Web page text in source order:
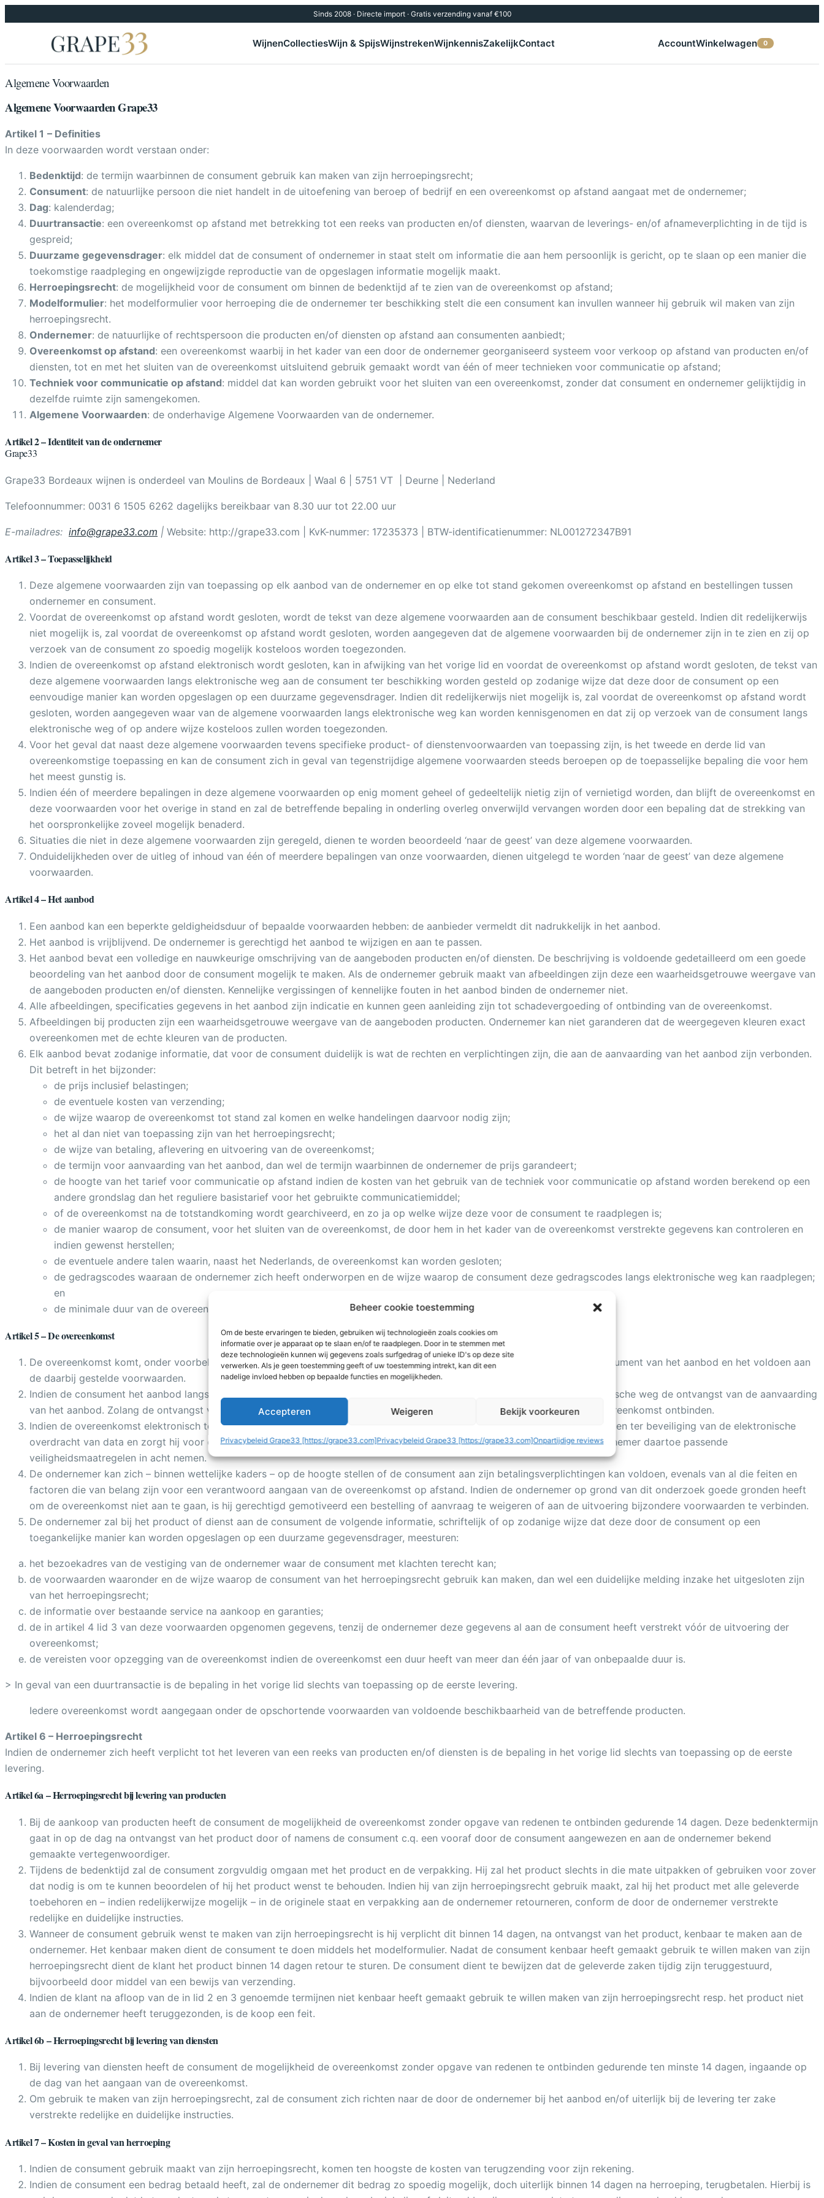
Beheer cookie toestemming
Om de beste ervaringen te bieden, gebruiken wij technologieën zoals cookies om
informatie over je apparaat op te slaan en/of te raadplegen. Door in te stemmen met
deze technologieën kunnen wij gegevens zoals surfgedrag of unieke ID's op deze site
verwerken. Als je geen toestemming geeft of uw toestemming intrekt, kan dit een
nadelige invloed hebben op bepaalde functies en mogelijkheden.
Accepteren Weigeren Bekijk voorkeuren
Privacybeleid Grape33 [https://grape33.com]Privacybeleid Grape33 [https://grape33.com]Onpartijdige reviews
Sinds 2008 · Directe import · Gratis verzending vanaf €100
WijnenCollectiesWijn & SpijsWijnstrekenWijnkennisZakelijkContact AccountWinkelwagen 0
Algemene Voorwaarden
Algemene Voorwaarden Grape33
Artikel 1 – Definities
In deze voorwaarden wordt verstaan onder:
Bedenktijd: de termijn waarbinnen de consument gebruik kan maken van zijn herroepingsrecht;
Consument: de natuurlijke persoon die niet handelt in de uitoefening van beroep of bedrijf en een overeenkomst op afstand aangaat met de ondernemer;
Dag: kalenderdag;
Duurtransactie: een overeenkomst op afstand met betrekking tot een reeks van producten en/of diensten, waarvan de leverings- en/of afnameverplichting in de tijd is
gespreid;
Duurzame gegevensdrager: elk middel dat de consument of ondernemer in staat stelt om informatie die aan hem persoonlijk is gericht, op te slaan op een manier die
toekomstige raadpleging en ongewijzigde reproductie van de opgeslagen informatie mogelijk maakt.
Herroepingsrecht: de mogelijkheid voor de consument om binnen de bedenktijd af te zien van de overeenkomst op afstand;
Modelformulier: het modelformulier voor herroeping die de ondernemer ter beschikking stelt die een consument kan invullen wanneer hij gebruik wil maken van zijn
herroepingsrecht.
Ondernemer: de natuurlijke of rechtspersoon die producten en/of diensten op afstand aan consumenten aanbiedt;
Overeenkomst op afstand: een overeenkomst waarbij in het kader van een door de ondernemer georganiseerd systeem voor verkoop op afstand van producten en/of
diensten, tot en met het sluiten van de overeenkomst uitsluitend gebruik gemaakt wordt van één of meer technieken voor communicatie op afstand;
Techniek voor communicatie op afstand: middel dat kan worden gebruikt voor het sluiten van een overeenkomst, zonder dat consument en ondernemer gelijktijdig in
dezelfde ruimte zijn samengekomen.
Algemene Voorwaarden: de onderhavige Algemene Voorwaarden van de ondernemer.
Artikel 2 – Identiteit van de ondernemer
Grape33
Grape33 Bordeaux wijnen is onderdeel van Moulins de Bordeaux | Waal 6 | 5751 VT | Deurne | Nederland
Telefoonnummer: 0031 6 1505 6262 dagelijks bereikbaar van 8.30 uur tot 22.00 uur
E-mailadres: info@grape33.com | Website: http://grape33.com | KvK-nummer: 17235373 | BTW-identificatienummer: NL001272347B91
Artikel 3 – Toepasselijkheid
Deze algemene voorwaarden zijn van toepassing op elk aanbod van de ondernemer en op elke tot stand gekomen overeenkomst op afstand en bestellingen tussen
ondernemer en consument.
Voordat de overeenkomst op afstand wordt gesloten, wordt de tekst van deze algemene voorwaarden aan de consument beschikbaar gesteld. Indien dit redelijkerwijs
niet mogelijk is, zal voordat de overeenkomst op afstand wordt gesloten, worden aangegeven dat de algemene voorwaarden bij de ondernemer zijn in te zien en zij op
verzoek van de consument zo spoedig mogelijk kosteloos worden toegezonden.
Indien de overeenkomst op afstand elektronisch wordt gesloten, kan in afwijking van het vorige lid en voordat de overeenkomst op afstand wordt gesloten, de tekst van
deze algemene voorwaarden langs elektronische weg aan de consument ter beschikking worden gesteld op zodanige wijze dat deze door de consument op een
eenvoudige manier kan worden opgeslagen op een duurzame gegevensdrager. Indien dit redelijkerwijs niet mogelijk is, zal voordat de overeenkomst op afstand wordt
gesloten, worden aangegeven waar van de algemene voorwaarden langs elektronische weg kan worden kennisgenomen en dat zij op verzoek van de consument langs
elektronische weg of op andere wijze kosteloos zullen worden toegezonden.
Voor het geval dat naast deze algemene voorwaarden tevens specifieke product- of dienstenvoorwaarden van toepassing zijn, is het tweede en derde lid van
overeenkomstige toepassing en kan de consument zich in geval van tegenstrijdige algemene voorwaarden steeds beroepen op de toepasselijke bepaling die voor hem
het meest gunstig is.
Indien één of meerdere bepalingen in deze algemene voorwaarden op enig moment geheel of gedeeltelijk nietig zijn of vernietigd worden, dan blijft de overeenkomst en
deze voorwaarden voor het overige in stand en zal de betreffende bepaling in onderling overleg onverwijld vervangen worden door een bepaling dat de strekking van
het oorspronkelijke zoveel mogelijk benaderd.
Situaties die niet in deze algemene voorwaarden zijn geregeld, dienen te worden beoordeeld ‘naar de geest’ van deze algemene voorwaarden.
Onduidelijkheden over de uitleg of inhoud van één of meerdere bepalingen van onze voorwaarden, dienen uitgelegd te worden ‘naar de geest’ van deze algemene
voorwaarden.
Artikel 4 – Het aanbod
Een aanbod kan een beperkte geldigheidsduur of bepaalde voorwaarden hebben: de aanbieder vermeldt dit nadrukkelijk in het aanbod.
Het aanbod is vrijblijvend. De ondernemer is gerechtigd het aanbod te wijzigen en aan te passen.
Het aanbod bevat een volledige en nauwkeurige omschrijving van de aangeboden producten en/of diensten. De beschrijving is voldoende gedetailleerd om een goede
beoordeling van het aanbod door de consument mogelijk te maken. Als de ondernemer gebruik maakt van afbeeldingen zijn deze een waarheidsgetrouwe weergave van
de aangeboden producten en/of diensten. Kennelijke vergissingen of kennelijke fouten in het aanbod binden de ondernemer niet.
Alle afbeeldingen, specificaties gegevens in het aanbod zijn indicatie en kunnen geen aanleiding zijn tot schadevergoeding of ontbinding van de overeenkomst.
Afbeeldingen bij producten zijn een waarheidsgetrouwe weergave van de aangeboden producten. Ondernemer kan niet garanderen dat de weergegeven kleuren exact
overeenkomen met de echte kleuren van de producten.
Elk aanbod bevat zodanige informatie, dat voor de consument duidelijk is wat de rechten en verplichtingen zijn, die aan de aanvaarding van het aanbod zijn verbonden.
Dit betreft in het bijzonder:
de prijs inclusief belastingen;
de eventuele kosten van verzending;
de wijze waarop de overeenkomst tot stand zal komen en welke handelingen daarvoor nodig zijn;
het al dan niet van toepassing zijn van het herroepingsrecht;
de wijze van betaling, aflevering en uitvoering van de overeenkomst;
de termijn voor aanvaarding van het aanbod, dan wel de termijn waarbinnen de ondernemer de prijs garandeert;
de hoogte van het tarief voor communicatie op afstand indien de kosten van het gebruik van de techniek voor communicatie op afstand worden berekend op een
andere grondslag dan het reguliere basistarief voor het gebruikte communicatiemiddel;
of de overeenkomst na de totstandkoming wordt gearchiveerd, en zo ja op welke wijze deze voor de consument te raadplegen is;
de manier waarop de consument, voor het sluiten van de overeenkomst, de door hem in het kader van de overeenkomst verstrekte gegevens kan controleren en
indien gewenst herstellen;
de eventuele andere talen waarin, naast het Nederlands, de overeenkomst kan worden gesloten;
de gedragscodes waaraan de ondernemer zich heeft onderworpen en de wijze waarop de consument deze gedragscodes langs elektronische weg kan raadplegen;
en
de minimale duur van de overeenkomst op afstand in geval van een duurtransactie.
Artikel 5 – De overeenkomst
De overeenkomst komt, onder voorbehoud van het bepaalde in lid 4, tot stand op het moment van aanvaarding door de consument van het aanbod en het voldoen aan
de daarbij gestelde voorwaarden.
Indien de consument het aanbod langs elektronische weg heeft aanvaard, bevestigt de ondernemer onverwijld langs elektronische weg de ontvangst van de aanvaarding
van het aanbod. Zolang de ontvangst van deze aanvaarding niet door de ondernemer is bevestigd, kan de consument de overeenkomst ontbinden.
Indien de overeenkomst elektronisch tot stand komt, treft de ondernemer passende technische en organisatorische maatregelen ter beveiliging van de elektronische
overdracht van data en zorgt hij voor een veilige web-omgeving. Indien de consument elektronisch kan betalen, zal de ondernemer daartoe passende
veiligheidsmaatregelen in acht nemen.
De ondernemer kan zich – binnen wettelijke kaders – op de hoogte stellen of de consument aan zijn betalingsverplichtingen kan voldoen, evenals van al die feiten en
factoren die van belang zijn voor een verantwoord aangaan van de overeenkomst op afstand. Indien de ondernemer op grond van dit onderzoek goede gronden heeft
om de overeenkomst niet aan te gaan, is hij gerechtigd gemotiveerd een bestelling of aanvraag te weigeren of aan de uitvoering bijzondere voorwaarden te verbinden.
De ondernemer zal bij het product of dienst aan de consument de volgende informatie, schriftelijk of op zodanige wijze dat deze door de consument op een
toegankelijke manier kan worden opgeslagen op een duurzame gegevensdrager, meesturen:
het bezoekadres van de vestiging van de ondernemer waar de consument met klachten terecht kan;
de voorwaarden waaronder en de wijze waarop de consument van het herroepingsrecht gebruik kan maken, dan wel een duidelijke melding inzake het uitgesloten zijn
van het herroepingsrecht;
de informatie over bestaande service na aankoop en garanties;
de in artikel 4 lid 3 van deze voorwaarden opgenomen gegevens, tenzij de ondernemer deze gegevens al aan de consument heeft verstrekt vóór de uitvoering der
overeenkomst;
de vereisten voor opzegging van de overeenkomst indien de overeenkomst een duur heeft van meer dan één jaar of van onbepaalde duur is.
> In geval van een duurtransactie is de bepaling in het vorige lid slechts van toepassing op de eerste levering.
Iedere overeenkomst wordt aangegaan onder de opschortende voorwaarden van voldoende beschikbaarheid van de betreffende producten.
Artikel 6 – Herroepingsrecht
Indien de ondernemer zich heeft verplicht tot het leveren van een reeks van producten en/of diensten is de bepaling in het vorige lid slechts van toepassing op de eerste
levering.
Artikel 6a – Herroepingsrecht bij levering van producten
Bij de aankoop van producten heeft de consument de mogelijkheid de overeenkomst zonder opgave van redenen te ontbinden gedurende 14 dagen. Deze bedenktermijn
gaat in op de dag na ontvangst van het product door of namens de consument c.q. een vooraf door de consument aangewezen en aan de ondernemer bekend
gemaakte vertegenwoordiger.
Tijdens de bedenktijd zal de consument zorgvuldig omgaan met het product en de verpakking. Hij zal het product slechts in die mate uitpakken of gebruiken voor zover
dat nodig is om te kunnen beoordelen of hij het product wenst te behouden. Indien hij van zijn herroepingsrecht gebruik maakt, zal hij het product met alle geleverde
toebehoren en – indien redelijkerwijze mogelijk – in de originele staat en verpakking aan de ondernemer retourneren, conform de door de ondernemer verstrekte
redelijke en duidelijke instructies.
Wanneer de consument gebruik wenst te maken van zijn herroepingsrecht is hij verplicht dit binnen 14 dagen, na ontvangst van het product, kenbaar te maken aan de
ondernemer. Het kenbaar maken dient de consument te doen middels het modelformulier. Nadat de consument kenbaar heeft gemaakt gebruik te willen maken van zijn
herroepingsrecht dient de klant het product binnen 14 dagen retour te sturen. De consument dient te bewijzen dat de geleverde zaken tijdig zijn teruggestuurd,
bijvoorbeeld door middel van een bewijs van verzending.
Indien de klant na afloop van de in lid 2 en 3 genoemde termijnen niet kenbaar heeft gemaakt gebruik te willen maken van zijn herroepingsrecht resp. het product niet
aan de ondernemer heeft teruggezonden, is de koop een feit.
Artikel 6b – Herroepingsrecht bij levering van diensten
Bij levering van diensten heeft de consument de mogelijkheid de overeenkomst zonder opgave van redenen te ontbinden gedurende ten minste 14 dagen, ingaande op
de dag van het aangaan van de overeenkomst.
Om gebruik te maken van zijn herroepingsrecht, zal de consument zich richten naar de door de ondernemer bij het aanbod en/of uiterlijk bij de levering ter zake
verstrekte redelijke en duidelijke instructies.
Artikel 7 – Kosten in geval van herroeping
Indien de consument gebruik maakt van zijn herroepingsrecht, komen ten hoogste de kosten van terugzending voor zijn rekening.
Indien de consument een bedrag betaald heeft, zal de ondernemer dit bedrag zo spoedig mogelijk, doch uiterlijk binnen 14 dagen na herroeping, terugbetalen. Hierbij is